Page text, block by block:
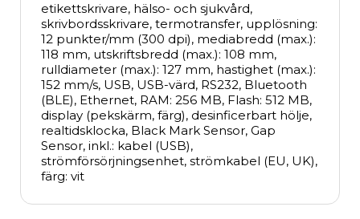
etikettskrivare, hälso- och sjukvård,
skrivbordsskrivare, termotransfer, upplösning:
12 punkter/mm (300 dpi), mediabredd (max.):
118 mm, utskriftsbredd (max.): 108 mm,
rulldiameter (max.): 127 mm, hastighet (max.):
152 mm/s, USB, USB-värd, RS232, Bluetooth
(BLE), Ethernet, RAM: 256 MB, Flash: 512 MB,
display (pekskärm, färg), desinficerbart hölje,
realtidsklocka, Black Mark Sensor, Gap
Sensor, inkl.: kabel (USB),
strömförsörjningsenhet, strömkabel (EU, UK),
färg: vit